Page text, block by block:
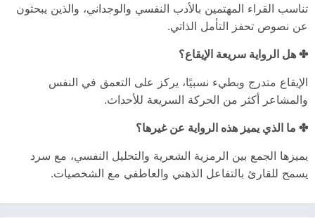
تناسب القراء المهتمين بالأدب النفسي والوجداني، والذين يبحثون
عن نصوص تحفز التأمل الذاتي.
✤ هل الرواية سريعة الإيقاع؟
الإيقاع متدرج وبطيء نسبيًا، يركز على التعمق في النفس
والمشاعر أكثر من الحركة السريعة للأحداث.
✤ ما الذي يميز هذه الرواية عن غيرها؟
يميزها الجمع بين الرمزية الشعرية والتحليل النفسي، مع سرد
يسمح للقارئ بالتفاعل الذهني والعاطفي مع الشخصيات.